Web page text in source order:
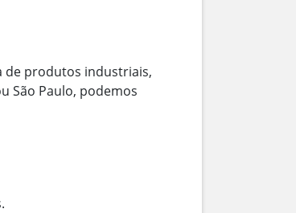
de produtos industriais,
São Paulo, podemos